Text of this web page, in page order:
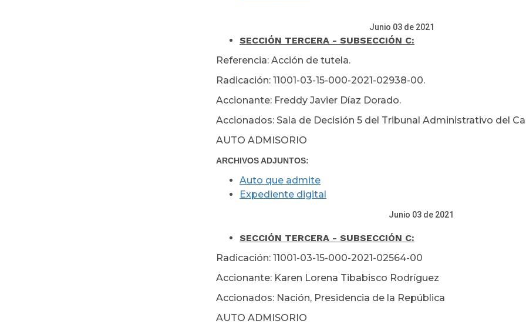
Junio 03 de 2021
SECCIÓN TERCERA - SUBSECCIÓN C:
Referencia: Acción de tutela.
Radicación: 11001-03-15-000-2021-02938-00.
Accionante: Freddy Javier Díaz Dorado.
Accionados: Sala de Decisión 5 del Tribunal Administrativo del
AUTO ADMISORIO
ARCHIVOS ADJUNTOS:
Auto que admite
Expediente digital
Junio 03 de 2021
SECCIÓN TERCERA - SUBSECCIÓN C:
Radicación: 11001-03-15-000-2021-02564-00
Accionante: Karen Lorena Tibabisco Rodríguez
Accionados: Nación, Presidencia de la República
AUTO ADMISORIO